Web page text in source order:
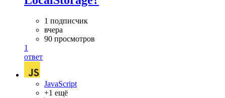
1 подписчик
вчера
90 просмотров
1
ответ
JavaScript
+1 ещё